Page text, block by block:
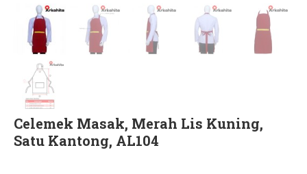
Celemek Masak, Merah Lis Kuning,
Satu Kantong, AL104